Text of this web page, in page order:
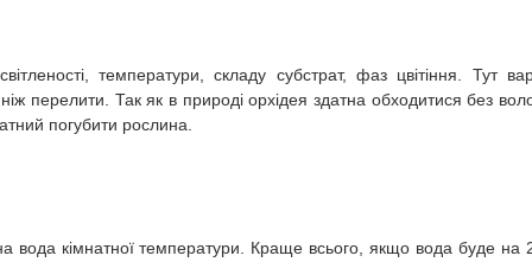
температури, складу субстрат, фаз цвітіння. Тут
перелити. Так як в природі орхідея здатна обходитися без
погубити рослина.
вода кімнатної температури. Краще всього, якщо вода буде на